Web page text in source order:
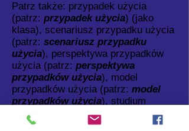
Patrz także: przypadek użycia
(patrz: przypadek użycia) (jako
klasa), scenariusz przypadku użycia
(patrz: scenariusz przypadku
użycia), perspektywa przypadków
użycia (patrz: perspektywa
przypadków użycia), model
przypadków użycia (patrz: model
przypadków użycia), studium
przypadku użycia (patrz:
studium
przypadku użycia), ukierunkowany